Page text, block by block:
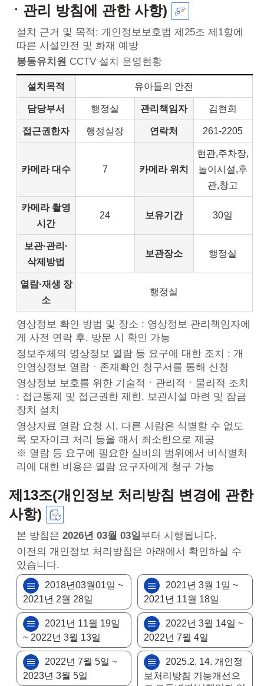
ㆍ관리 방침에 관한 사항)
설치 근거 및 목적: 개인정보보호법 제25조 제1항에
따른 시설안전 및 화재 예방
봉동유치원 CCTV 설치 운영현황
설치목적 유아들의 안전
담당부서 행정실 관리책임자 김현희
접근권한자 행정실장 연락처 261-2205
카메라 대수 7 카메라 위치
현관,주차장,
놀이시설,후
관,창고
카메라 촬영
시간
24 보유기간 30일
보관·관리·
삭제방법
보관장소 행정실
열람·재생 장
소
행정실
영상정보 확인 방법 및 장소 : 영상정보 관리책임자에
게 사전 연락 후, 방문 시 확인 가능
정보주체의 영상정보 열람 등 요구에 대한 조치 : 개
인영상정보 열람ㆍ존재확인 청구서를 통해 신청
영상정보 보호를 위한 기술적ㆍ관리적ㆍ물리적 조치
: 접근통제 및 접근권한 제한, 보관시설 마련 및 잠금
장치 설치
영상자료 열람 요청 시, 다른 사람은 식별할 수 없도
록 모자이크 처리 등을 해서 최소한으로 제공
※ 열람 등 요구에 필요한 실비의 범위에서 비식별처
리에 대한 비용은 열람 요구자에게 청구 가능
제13조(개인정보 처리방침 변경에 관한
사항)
본 방침은 2026년 03월 03일 부터 시행됩니다.
이전의 개인정보 처리방침은 아래에서 확인하실 수
있습니다.
2018년03월01일 ~
2021년 2월 28일
2021년 3월 1일 ~
2021년 11월 18일
2021년 11월 19일
~ 2022년 3월 13일
2022년 3월 14일 ~
2022년 7월 4일
2022년 7월 5일 ~
2023년 3월 5일
2025.2. 14. 개인정
보처리방침 기능개선으